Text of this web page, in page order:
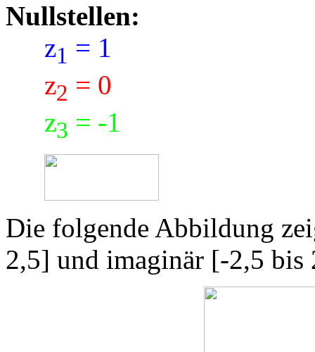
Nullstellen:
z1 = 1
z2 = 0
z3 = -1
Die folgende Abbildung
2,5] und imaginär [-2,5 bis